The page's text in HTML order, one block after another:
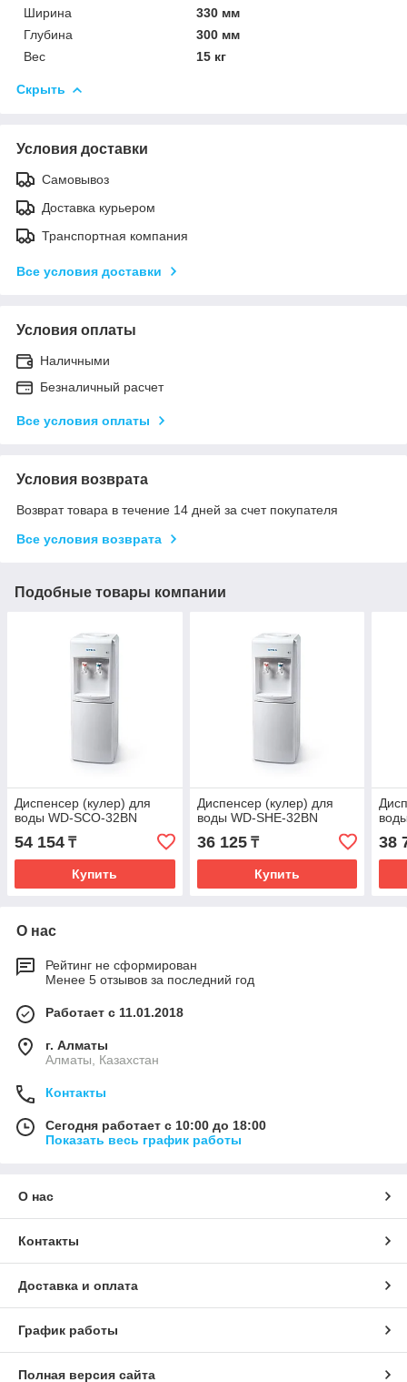
Ширина
330 мм
Глубина
300 мм
Вес
15 кг
Скрыть
Условия доставки
Самовывоз
Доставка курьером
Транспортная компания
Все условия доставки
Условия оплаты
Наличными
Безналичный расчет
Все условия оплаты
Условия возврата
Возврат товара в течение 14 дней за счет покупателя
Все условия возврата
Подобные товары компании
Диспенсер (кулер) для
воды WD-SСО-32BN
54 154 ₸
Купить
Диспенсер (кулер) для
воды WD-SHE-32BN
36 125₸
Купить
38
О нас
Рейтинг не сформирован
Менее 5 отзывов за последний год
Работает с 11.01.2018
г. Алматы
Алматы, Казахстан
Контакты
Сегодня работает с 10:00 до 18:00
Показать весь график работы
О нас
Контакты
Доставка и оплата
График работы
Полная версия сайта